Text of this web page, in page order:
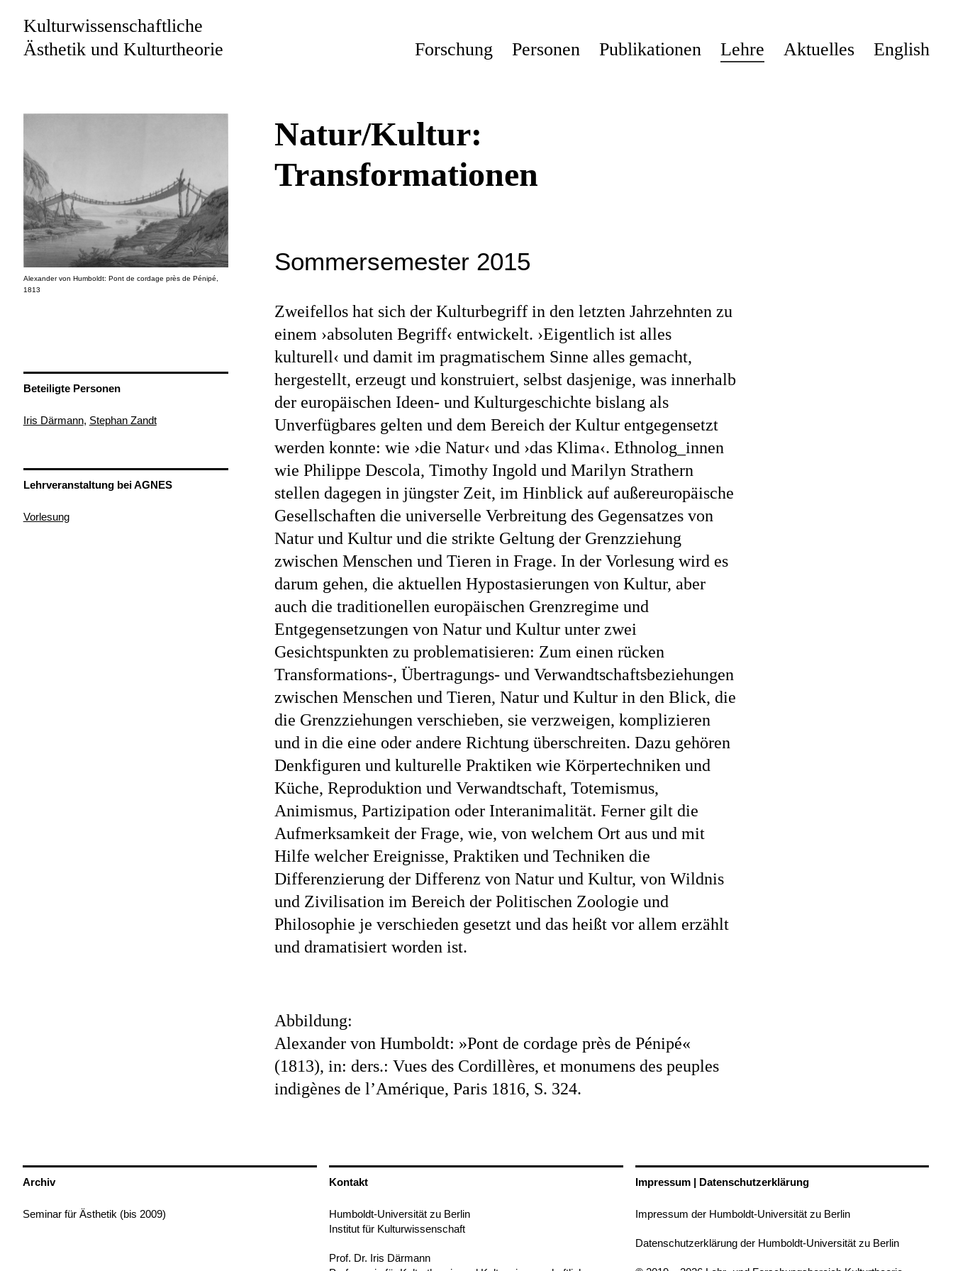
Kulturwissenschaftliche
Ästhetik und Kulturtheorie
Forschung Personen Publikationen Lehre Aktuelles English
Alexander von Humboldt: Pont de cordage près de Pénipé,
1813
Natur/Kultur:
Transformationen
Sommersemester 2015
Zweifellos hat sich der Kulturbegriff in den letzten Jahrzehnten zu
einem ›absoluten Begriff‹ entwickelt. ›Eigentlich ist alles
kulturell‹ und damit im pragmatischem Sinne alles gemacht,
hergestellt, erzeugt und konstruiert, selbst dasjenige, was innerhalb
der europäischen Ideen- und Kulturgeschichte bislang als
Unverfügbares gelten und dem Bereich der Kultur entgegensetzt
werden konnte: wie ›die Natur‹ und ›das Klima‹. Ethnolog_innen
wie Philippe Descola, Timothy Ingold und Marilyn Strathern
stellen dagegen in jüngster Zeit, im Hinblick auf außereuropäische
Gesellschaften die universelle Verbreitung des Gegensatzes von
Natur und Kultur und die strikte Geltung der Grenzziehung
zwischen Menschen und Tieren in Frage. In der Vorlesung wird es
darum gehen, die aktuellen Hypostasierungen von Kultur, aber
auch die traditionellen europäischen Grenzregime und
Entgegensetzungen von Natur und Kultur unter zwei
Gesichtspunkten zu problematisieren: Zum einen rücken
Transformations-, Übertragungs- und Verwandtschaftsbeziehungen
zwischen Menschen und Tieren, Natur und Kultur in den Blick, die
die Grenzziehungen verschieben, sie verzweigen, komplizieren
und in die eine oder andere Richtung überschreiten. Dazu gehören
Denkfiguren und kulturelle Praktiken wie Körpertechniken und
Küche, Reproduktion und Verwandtschaft, Totemismus,
Animismus, Partizipation oder Interanimalität. Ferner gilt die
Aufmerksamkeit der Frage, wie, von welchem Ort aus und mit
Hilfe welcher Ereignisse, Praktiken und Techniken die
Differenzierung der Differenz von Natur und Kultur, von Wildnis
und Zivilisation im Bereich der Politischen Zoologie und
Philosophie je verschieden gesetzt und das heißt vor allem erzählt
und dramatisiert worden ist.
Abbildung:
Alexander von Humboldt: »Pont de cordage près de Pénipé«
(1813), in: ders.: Vues des Cordillères, et monumens des peuples
indigènes de l’Amérique, Paris 1816, S. 324.
Beteiligte Personen
Iris Därmann, Stephan Zandt
Lehrveranstaltung bei AGNES
Vorlesung
Archiv
Seminar für Ästhetik (bis 2009)
Kontakt
Humboldt-Universität zu Berlin
Institut für Kulturwissenschaft
Prof. Dr. Iris Därmann
Impressum | Datenschutzerklärung
Impressum der Humboldt-Universität zu Berlin
Datenschutzerklärung der Humboldt-Universität zu Berlin